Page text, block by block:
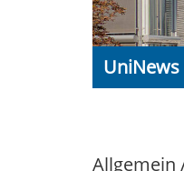
UniNews
Allgemein